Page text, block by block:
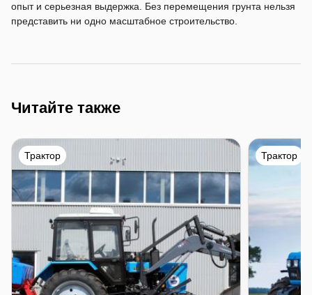
опыт и серьезная выдержка. Без перемещения грунта нельзя
представить ни одно масштабное строительство.
Читайте также
Трактор Трактор